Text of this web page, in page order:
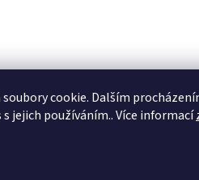
cookie. Dalším
jejich používáním.. Více informací
sítích